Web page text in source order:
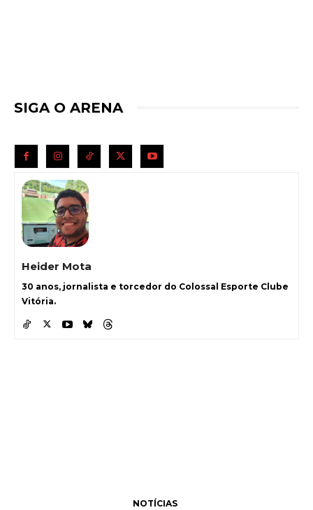
SIGA O ARENA
Heider Mota
30 anos, jornalista e torcedor do Colossal Esporte Clube
Vitória.
NOTÍCIAS